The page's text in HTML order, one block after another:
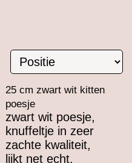
25 cm zwart wit kitten
poesje
zwart wit poesje,
knuffeltje in zeer
zachte kwaliteit,
lijkt net echt,